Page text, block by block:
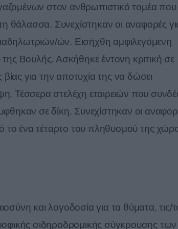
στον ανθρωπιστικό τομέα που
θάλασσα. Συνεχίστηκαν οι αναφορές
ών. Εισήχθη αμφιλεγόμενη
Βουλής. Ασκήθηκε έντονη κριτική σε
για την αποτυχία της να δώσει
Τέσσερα στελέχη εταιρειών που
σε δίκη. Συνεχίστηκαν οι
το ένα τέταρτο του πληθυσμού της
και λογοδοσία για τα θύματα, τις/
σιδηροδρομικής σύγκρουσης των